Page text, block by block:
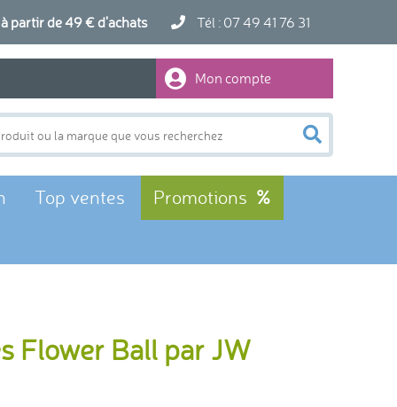
partir de 49 € d'achats Tél : 07 49 41 76 31
Mon compte
Top ventes Promotions
Flower Ball par JW